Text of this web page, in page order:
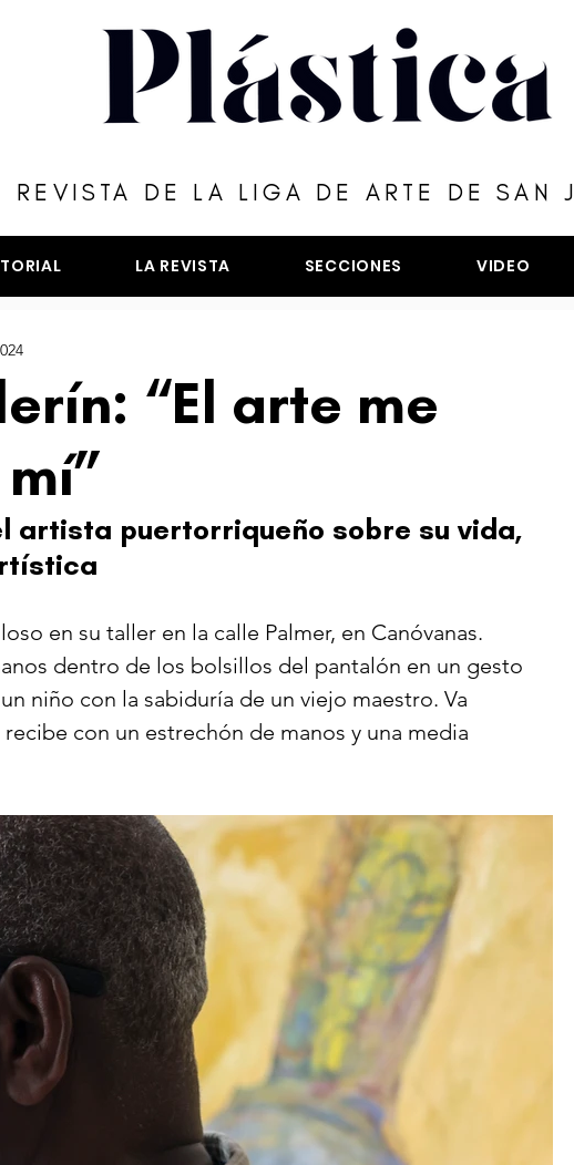
REVISTA DE LA LIGA DE ARTE DE SAN
LA REVISTA SECCIONES VIDEO
“El arte me
artista puertorriqueño sobre su vida,
en su taller en la calle Palmer, en Canóvanas.
dentro de los bolsillos del pantalón en un gesto
niño con la sabiduría de un viejo maestro. Va
con un estrechón de manos y una media